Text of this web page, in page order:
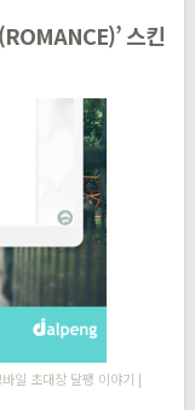
스킨
바일 초대장 달팽 이야기 |